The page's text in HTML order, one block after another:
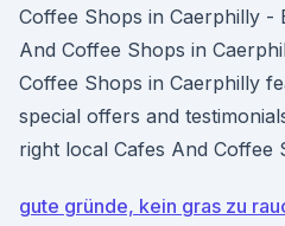
Coffee Shops in Caerphilly -
And Coffee Shops in
Coffee Shops in Caerphilly
special offers and
right local Cafes And Coffee
gute gründe, kein gras zu